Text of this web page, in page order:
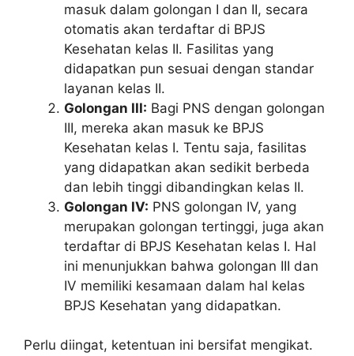
masuk dalam golongan I dan II, secara
otomatis akan terdaftar di BPJS
Kesehatan kelas II. Fasilitas yang
didapatkan pun sesuai dengan standar
layanan kelas II.
Golongan III: Bagi PNS dengan golongan
III, mereka akan masuk ke BPJS
Kesehatan kelas I. Tentu saja, fasilitas
yang didapatkan akan sedikit berbeda
dan lebih tinggi dibandingkan kelas II.
Golongan IV: PNS golongan IV, yang
merupakan golongan tertinggi, juga akan
terdaftar di BPJS Kesehatan kelas I. Hal
ini menunjukkan bahwa golongan III dan
IV memiliki kesamaan dalam hal kelas
BPJS Kesehatan yang didapatkan.
Perlu diingat, ketentuan ini bersifat mengikat.